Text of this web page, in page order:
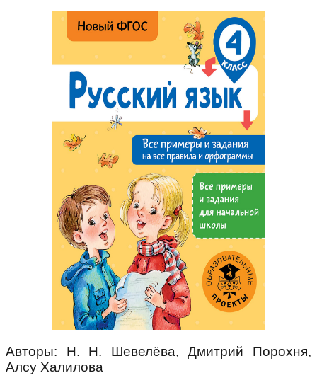
Авторы: Н. Н. Шевелёва, Дмитрий Порохня,
Алсу Халилова